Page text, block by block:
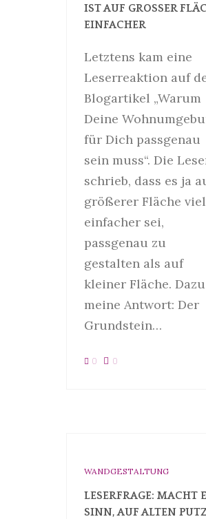
IST AUF GROSSER
INFACHER
Letztens kam eine
Leserreaktion auf
Blogartikel „Warum
Deine
für Dich passgenau
sein muss“. Die
schrieb, dass es ja
größerer Fläche viel
einfacher sei,
passgenau zu
gestalten als auf
kleiner Fläche.
meine Antwort: Der
Grundstein…
0 0
WANDGESTALTUNG
LESERFRAGE: MACHT
SINN, AUF ALTEN